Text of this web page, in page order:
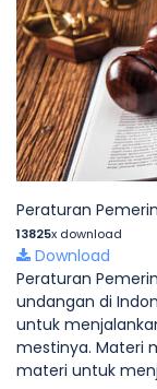
Peraturan
13825x download
Download
Peraturan
undangan di
untuk
mestinya. Materi
materi untuk